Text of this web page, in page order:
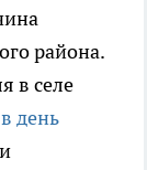
района.
в селе
в день